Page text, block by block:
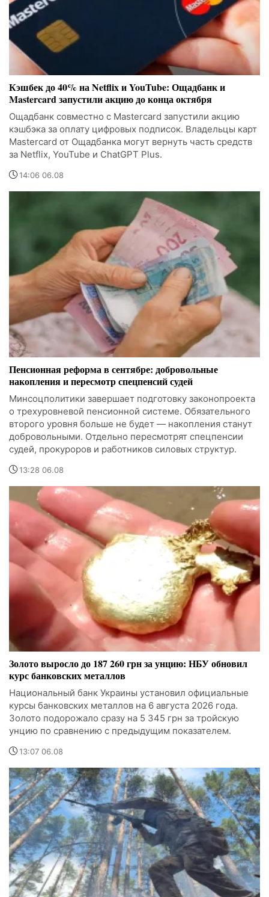
Кэшбек до 40% на Netflix и YouTube: Ощадбанк и
Mastercard запустили акцию до конца октября
Ощадбанк совместно с Mastercard запустили акцию
кэшбэка за оплату цифровых подписок. Владельцы карт
Mastercard от Ощадбанка могут вернуть часть средств
за Netflix, YouTube и ChatGPT Plus.
14:06 06.08
Пенсионная реформа в сентябре: добровольные
накопления и пересмотр спецпенсий судей
Минсоцполитики завершает подготовку законопроекта
о трехуровневой пенсионной системе. Обязательного
второго уровня больше не будет — накопления станут
добровольными. Отдельно пересмотрят спецпенсии
судей, прокуроров и работников силовых структур.
13:28 06.08
Золото выросло до 187 260 грн за унцию: НБУ обновил
курс банковских металлов
Национальный банк Украины установил официальные
курсы банковских металлов на 6 августа 2026 года.
Золото подорожало сразу на 5 345 грн за тройскую
унцию по сравнению с предыдущим показателем.
13:07 06.08